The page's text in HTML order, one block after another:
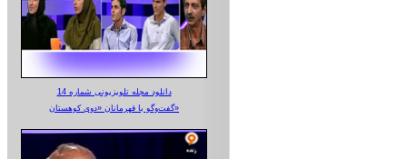
دانلود مجله تلویزیونی شماره 14
گفت‌وگو با قهرمانان «دوی کوهستان»